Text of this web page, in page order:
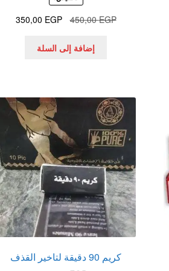
450,00EGP
السعر
هو:
350,00 EGP
السعر
إضافة إلى السلة
كريم 90 دقيقة لتاخير القذف